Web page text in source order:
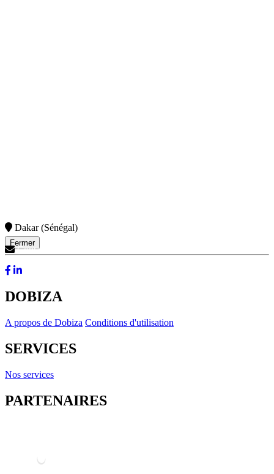
Fermer
Dakar (Sénégal)
Contactez-Nous
DOBIZA
A propos de Dobiza Conditions d'utilisation
SERVICES
Nos services
PARTENAIRES